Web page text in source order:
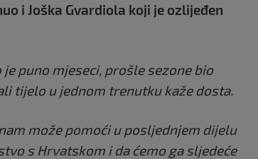
i Joška Gvardiola koji je ozlijeđen
puno mjeseci, prošle sezone bio
tijelo u jednom trenutku kaže dosta.
može pomoći u posljednjem dijelu
s Hrvatskom i da ćemo ga sljedeće